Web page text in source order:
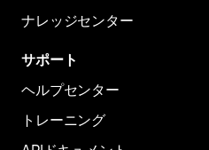
ナレッジセンター
サポート
ヘルプセンター
トレーニング